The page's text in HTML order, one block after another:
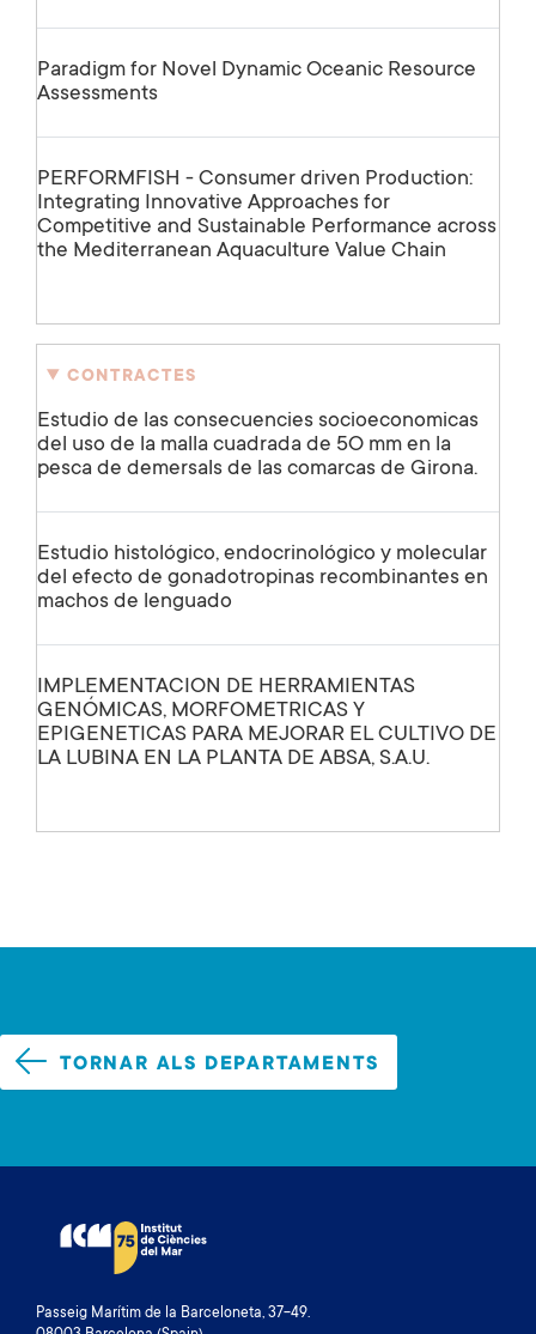
Paradigm for Novel Dynamic Oceanic Resource
Assessments
PERFORMFISH - Consumer driven Production:
Integrating Innovative Approaches for
Competitive and Sustainable Performance across
the Mediterranean Aquaculture Value Chain
CONTRACTES
Estudio de las consecuencies socioeconomicas
del uso de la malla cuadrada de 5O mm en la
pesca de demersals de las comarcas de Girona.
Estudio histológico, endocrinológico y molecular
del efecto de gonadotropinas recombinantes en
machos de lenguado
IMPLEMENTACION DE HERRAMIENTAS
GENÓMICAS, MORFOMETRICAS Y
EPIGENETICAS PARA MEJORAR EL CULTIVO DE
LA LUBINA EN LA PLANTA DE ABSA, S.A.U.
TORNAR ALS DEPARTAMENTS
Passeig Marítim de la Barceloneta, 37-49.